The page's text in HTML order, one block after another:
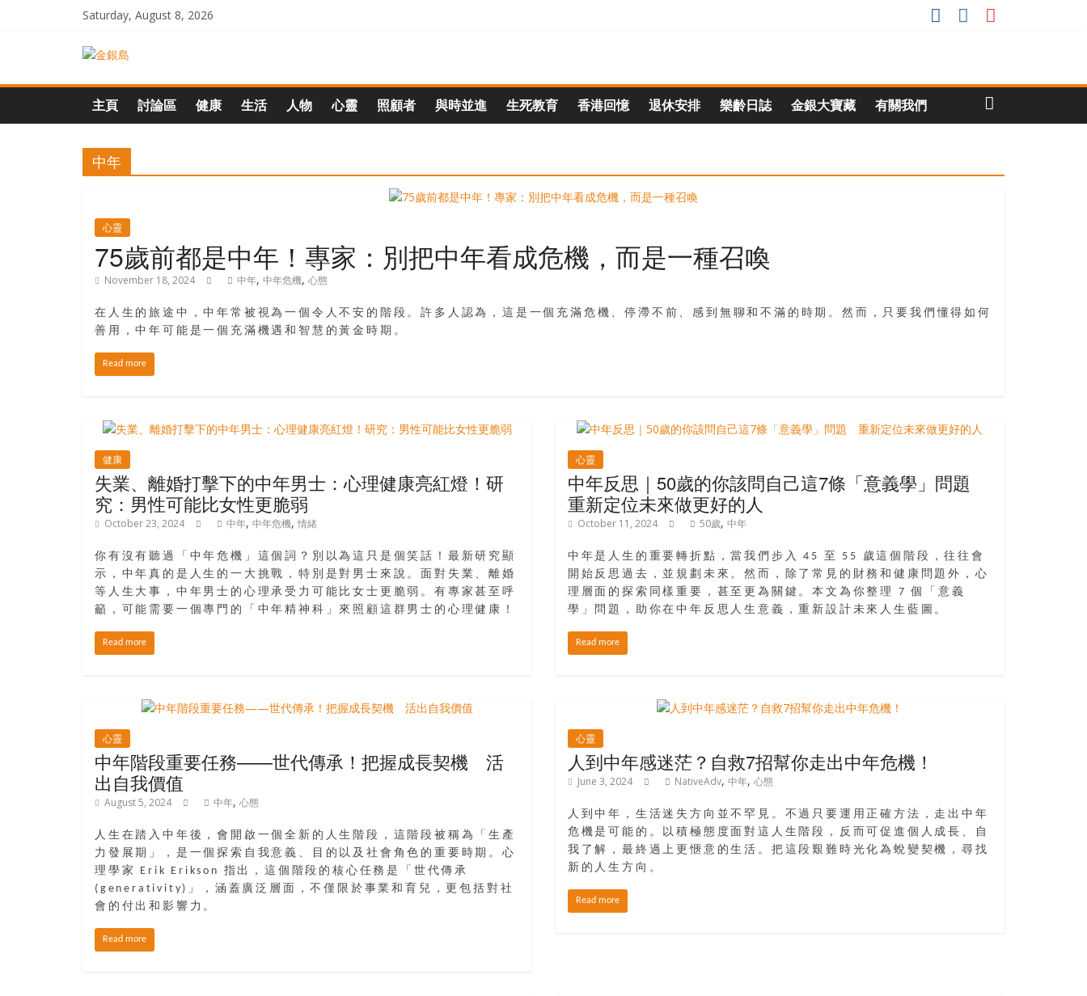
Saturday, August 8, 2026
一
起
追
生
命
的
寶
藏
金
銀
島
共
享
共
樂
共
創
人
生
結
伴
歷
險
踏
50
歲
以
後，
主頁 討論區 健康 生活 人物 心靈 照顧者 與時並進 生死教育 香港回憶 退休安排 樂齡日誌 金銀大寶藏 有關我們
中年
心靈
75歲前都是中年！專家：別把中年看成危機，而是一種召喚
November 18, 2024 中年, 中年危機, 心態
在人生的旅途中，中年常被視為一個令人不安的階段。許多人認為，這是一個充滿危機、停滯不前、感到無聊和不滿的時期。然而，只要我們懂得如何
善用，中年可能是一個充滿機遇和智慧的黃金時期。
Read more
健康
失業、離婚打擊下的中年男士：心理健康亮紅燈！研
究：男性可能比女性更脆弱
October 23, 2024 中年, 中年危機, 情緒
你有沒有聽過「中年危機」這個詞？別以為這只是個笑話！最新研究顯
示，中年真的是人生的一大挑戰，特別是對男士來說。面對失業、離婚
等人生大事，中年男士的心理承受力可能比女士更脆弱。有專家甚至呼
籲，可能需要一個專門的「中年精神科」來照顧這群男士的心理健康！
Read more
心靈
中年反思｜50歲的你該問自己這7條「意義學」問題
重新定位未來做更好的人
October 11, 2024 50歲, 中年
中年是人生的重要轉折點，當我們步入 45 至 55 歲這個階段，往往會
開始反思過去，並規劃未來。然而，除了常見的財務和健康問題外，心
理層面的探索同樣重要，甚至更為關鍵。本文為你整理 7 個「意義
學」問題，助你在中年反思人生意義，重新設計未來人生藍圖。
Read more
心靈
中年階段重要任務——世代傳承！把握成長契機 活
出自我價值
August 5, 2024 中年, 心態
人生在踏入中年後，會開啟一個全新的人生階段，這階段被稱為「生產
力發展期」，是一個探索自我意義、目的以及社會角色的重要時期。心
理學家 Erik Erikson 指出，這個階段的核心任務是「世代傳承
(generativity)」，涵蓋廣泛層面，不僅限於事業和育兒，更包括對社
會的付出和影響力。
Read more
心靈
人到中年感迷茫？自救7招幫你走出中年危機！
June 3, 2024 NativeAdv, 中年, 心態
人到中年，生活迷失方向並不罕見。不過只要運用正確方法，走出中年
危機是可能的。以積極態度面對這人生階段，反而可促進個人成長、自
我了解，最終過上更愜意的生活。把這段艱難時光化為蛻變契機，尋找
新的人生方向。
Read more